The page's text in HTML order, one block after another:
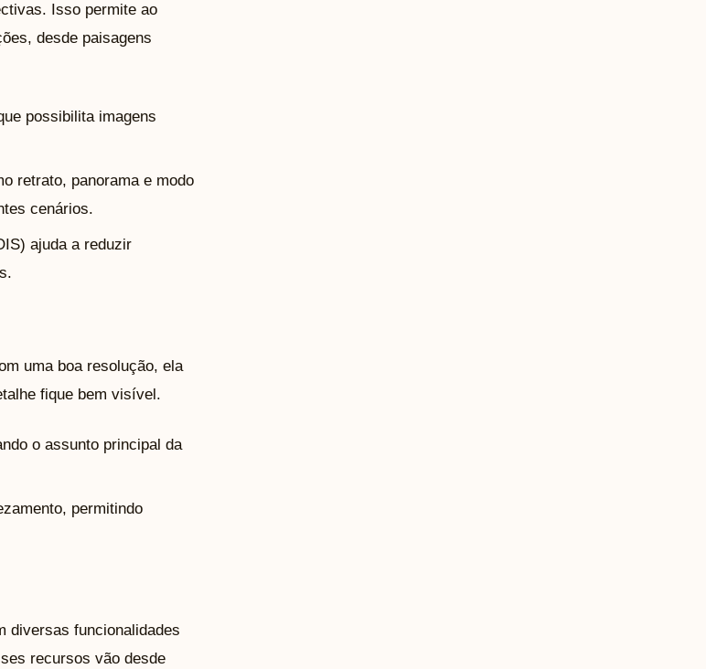
Isso permite ao
desde paisagens
possibilita imagens
retrato, panorama e modo
cenários.
ajuda a reduzir
uma boa resolução, ela
fique bem visível.
o assunto principal da
permitindo
diversas funcionalidades
recursos vão desde